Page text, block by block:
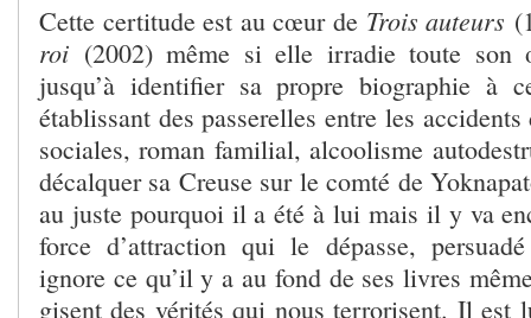
Cette certitude est au cœur de Trois auteurs
roi (2002) même si elle irradie toute son
jusqu’à identifier sa propre biographie à
établissant des passerelles entre les
sociales, roman familial, alcoolisme
décalquer sa Creuse sur le comté de
au juste pourquoi il a été à lui mais il y va
force d’attraction qui le dépasse,
ignore ce qu’il y a au fond de ses livres
gisent des vérités qui nous terrorisent. Il est